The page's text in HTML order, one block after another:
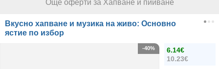
Още оферти за Хапване и пийване
Вкусно хапване и музика на живо: Основно
ястие по избор
6.14€
10.23€
-40%